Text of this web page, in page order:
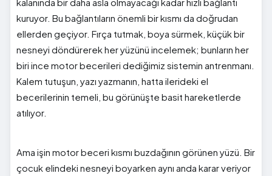
kuruyor. Bu bağlantıların önemli bir kısmı da doğrudan
ellerden geçiyor. Fırça tutmak, boya sürmek, küçük bir
nesneyi döndürerek her yüzünü incelemek; bunların her
biri ince motor becerileri dediğimiz sistemin antrenmanı.
Kalem tutuşun, yazı yazmanın, hatta ilerideki el
becerilerinin temeli, bu görünüşte basit hareketlerde
atılıyor.
Ama işin motor beceri kısmı buzdağının görünen yüzü. Bir
çocuk elindeki nesneyi boyarken aynı anda karar veriyor